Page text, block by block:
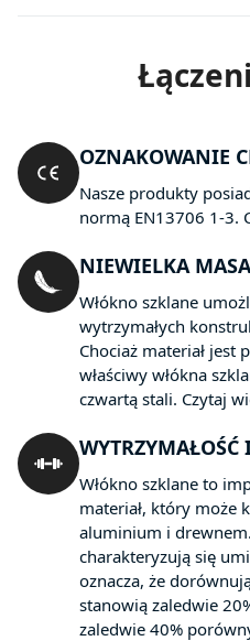
OZNAKOWANIE
Nasze produkty
normą EN13706 1-3.
NIEWIELKA MASA
Włókno szklane
wytrzymałych
Chociaż materiał jest
właściwy włókna
czwartą stali. Czytaj
WYTRZYMAŁOŚĆ
Włókno szklane to
materiał, który może
aluminium i
charakteryzują się
oznacza, że
stanowią zaledwie
zaledwie 40%